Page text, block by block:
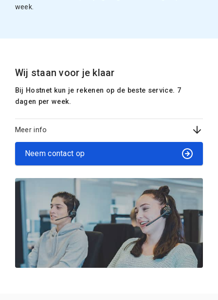
week.
Wij staan voor je klaar
Bij Hostnet kun je rekenen op de beste service. 7
dagen per week.
Meer info
Neem contact op